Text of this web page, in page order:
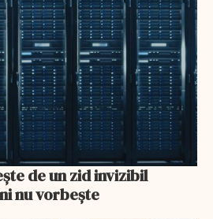
de un zid invizibil
nu vorbește